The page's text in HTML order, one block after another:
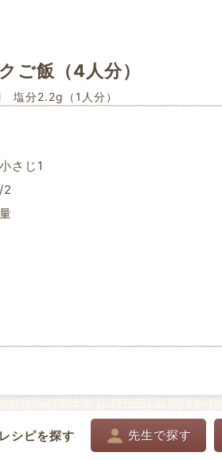
ご飯 （4人分）
分2.2g（1人分）
さじ1
2
シピを探す 先生で探す